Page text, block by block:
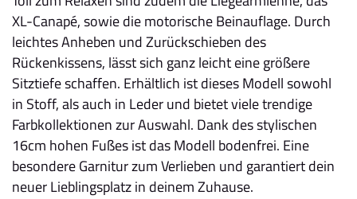
XL-Canapé, sowie die motorische Beinauflage. Durch
leichtes Anheben und Zurückschieben des
Rückenkissens, lässt sich ganz leicht eine größere
Sitztiefe schaffen. Erhältlich ist dieses Modell sowohl
in Stoff, als auch in Leder und bietet viele trendige
Farbkollektionen zur Auswahl. Dank des stylischen
16cm hohen Fußes ist das Modell bodenfrei. Eine
besondere Garnitur zum Verlieben und garantiert dein
neuer Lieblingsplatz in deinem Zuhause.